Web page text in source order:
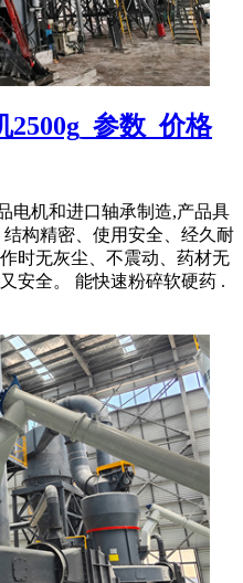
参数_价格
电机和进口轴承制造,产品具
构精密、使用安全、经久耐
时无灰尘、不震动、药材无
安全。 能快速粉碎软硬药 .